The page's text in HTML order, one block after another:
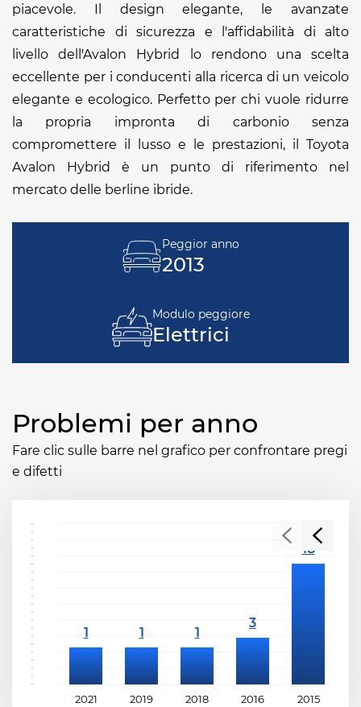
piacevole. Il design elegante, le avanzate
caratteristiche di sicurezza e l'affidabilità di alto
livello dell'Avalon Hybrid lo rendono una scelta
eccellente per i conducenti alla ricerca di un veicolo
elegante e ecologico. Perfetto per chi vuole ridurre
la propria impronta di carbonio senza
compromettere il lusso e le prestazioni, il Toyota
Avalon Hybrid è un punto di riferimento nel
mercato delle berline ibride.
Peggior anno
2013
Modulo peggiore
Elettrici
Problemi per anno
Fare clic sulle barre nel grafico per confrontare pregi
e difetti
2021 2019 2018 2016 2015